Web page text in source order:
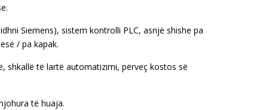
Siemens), sistem kontrolli PLC, asnjë shishe pa
/ pa kapak.
shkallë të lartë automatizimi, përveç kostos së
të huaja.